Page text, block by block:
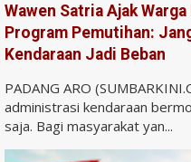
Wawen Satria Ajak
Program Pemutihan:
Kendaraan Jadi Beban
PADANG ARO
administrasi kendaraan
saja. Bagi masyarakat yan...